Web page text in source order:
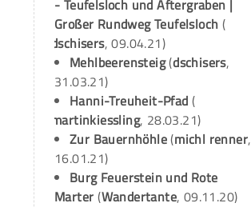
- Teufelsloch und Aftergraben |
Großer Rundweg Teufelsloch (
dschisers, 09.04.21)
Mehlbeerensteig(dschisers,
31.03.21)
Hanni-Treuheit-Pfad (
martinkiessling, 28.03.21)
Zur Bauernhöhle(michl renner,
16.01.21)
Burg Feuerstein und Rote
Marter (Wandertante, 09.11.20)